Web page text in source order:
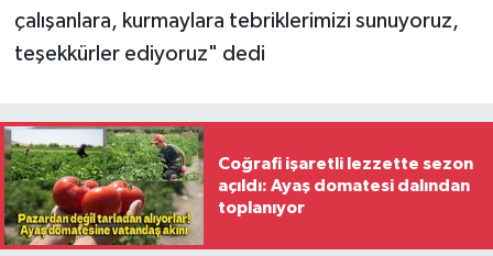
çalışanlara, kurmaylara tebriklerimizi sunuyoruz,
teşekkürler ediyoruz" dedi
Coğrafi işaretli lezzette sezon
açıldı: Ayaş domatesi dalından
toplanıyor